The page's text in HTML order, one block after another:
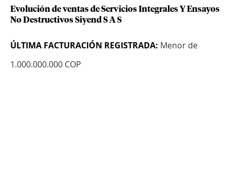
Evolución de ventas de Servicios Integrales Y Ensayos
No Destructivos Siyend S A S
ÚLTIMA FACTURACIÓN REGISTRADA: Menor de
1.000.000.000 COP